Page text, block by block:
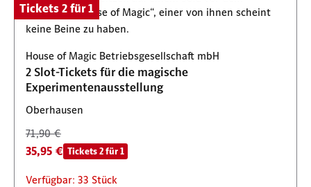
Tickets 2 für 1
House of Magic Betriebsgesellschaft mbH
2 Slot-Tickets für die magische
Experimentenausstellung
Oberhausen
71,90 €
35,95 € Tickets 2 für 1
Verfügbar: 33 Stück